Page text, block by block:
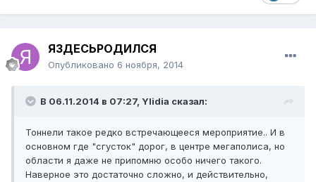
ЯЗДЕСЬРОДИЛСЯ
Опубликовано 6 ноября, 2014
В 06.11.2014 в 07:27, Ylidia сказал:
Тоннели такое редко встречающееся мероприятие.. И в
основном где "сгусток" дорог, в центре мегаполиса, но
области я даже не припомню особо ничего такого.
Наверное это достаточно сложно, и действительно,